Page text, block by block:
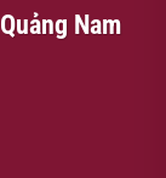
Nam